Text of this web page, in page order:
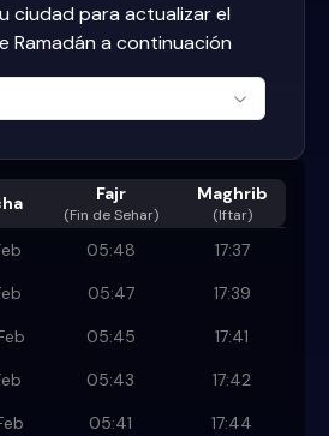
ciudad para actualizar el
Ramadán a continuación
Fajr
(Fin de Sehar)
Maghrib
(Iftar)
05:48
17:37
05:47
17:39
05:45
17:41
05:43
17:42
05:41
17:44